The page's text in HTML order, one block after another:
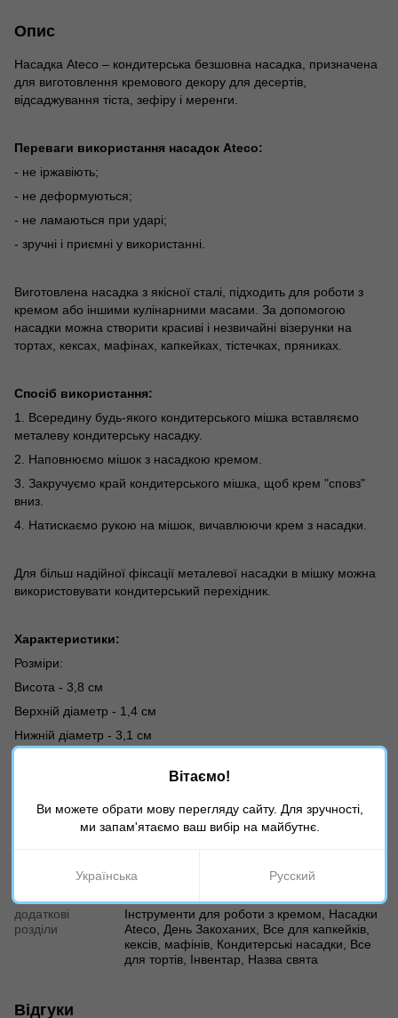
Опис
Насадка Ateco – кондитерська безшовна насадка, призначена
для виготовлення кремового декору для десертів,
відсаджування тіста, зефіру і меренги.
Переваги використання насадок Ateco:
- не іржавіють;
- не деформуються;
- не ламаються при ударі;
- зручні і приємні у використанні.
Виготовлена ​​насадка з якісної сталі, підходить для роботи з
кремом або іншими кулінарними масами. За допомогою
насадки можна створити красиві і незвичайні візерунки на
тортах, кексах, мафінах, капкейках, тістечках, пряниках.
Спосіб використання:
1. Всередину будь-якого кондитерського мішка вставляємо
металеву кондитерську насадку.
2. Наповнюємо мішок з насадкою кремом.
3. Закручуємо край кондитерського мішка, щоб крем "сповз"
вниз.
4. Натискаємо рукою на мішок, вичавлюючи крем з насадки.
Для більш надійної фіксації металевої насадки в мішку можна
використовувати кондитерський перехідник.
Характеристики:
Розміри:
Висота - 3,8 см
Верхній діаметр - 1,4 см
Нижній діаметр - 3,1 см
Матеріал - нержавіюча сталь
Виробник - Ateco (Корея)
додаткові
розділи
Інструменти для роботи з кремом, Насадки
Ateco, День Закоханих, Все для капкейків,
кексів, мафінів, Кондитерські насадки, Все
для тортів, Інвентар, Назва свята
Відгуки
Вітаємо!
Ви можете обрати мову перегляду сайту. Для зручності,
ми запам'ятаємо ваш вибір на майбутнє.
Українська Русский